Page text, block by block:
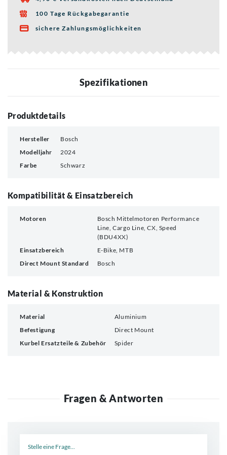
 100 Tage Rückgabegarantie
 sichere Zahlungsmöglichkeiten
Spezifikationen
Produktdetails
Hersteller
Bosch
Modelljahr
2024
Farbe
Schwarz
Kompatibilität & Einsatzbereich
Motoren
Bosch Mittelmotoren Performance
Line, Cargo Line, CX, Speed
(BDU4XX)
Einsatzbereich
E-Bike, MTB
Direct Mount Standard
Bosch
Material & Konstruktion
Material
Aluminium
Befestigung
Direct Mount
Kurbel Ersatzteile & Zubehör
Spider
Fragen & Antworten